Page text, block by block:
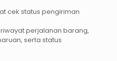
cek status pengiriman
perjalanan barang,
serta status